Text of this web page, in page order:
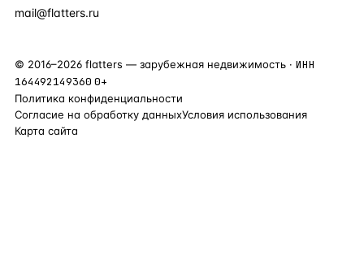
mail@flatters.ru
© 2016–2026 flatters — зарубежная недвижимость · ИНН
164492149360 0+
Политика конфиденциальности
Согласие на обработку данныхУсловия использования
Карта сайта